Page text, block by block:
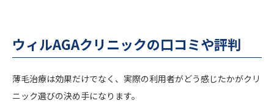
ウィルAGAクリニックの口コミや評判
薄毛治療は効果だけでなく、実際の利用者がどう感じたかがクリ
ニック選びの決め手になります。